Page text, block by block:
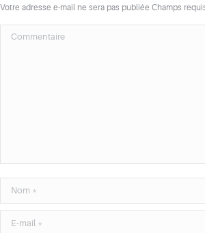
Votre adresse e-mail ne sera pas publiée Champs
Commentaire
Nom *
E-mail *